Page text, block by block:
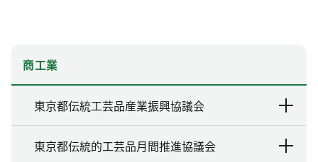
商工業
東京都伝統工芸品産業振興協議会
東京都伝統的工芸品月間推進協議会